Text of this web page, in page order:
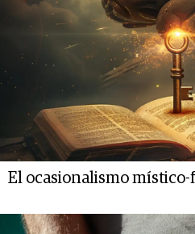
El ocasionalismo